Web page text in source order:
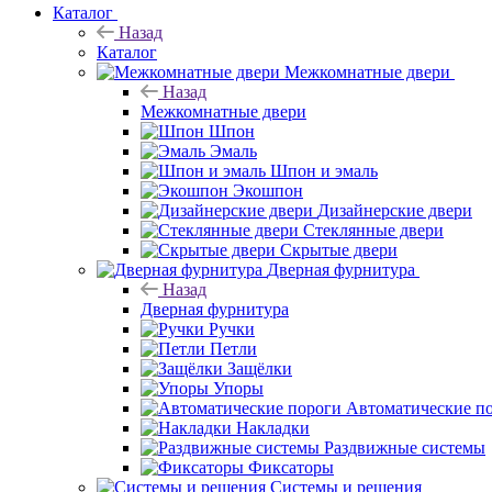
Каталог
Назад
Каталог
Межкомнатные двери
Назад
Межкомнатные двери
Шпон
Эмаль
Шпон и эмаль
Экошпон
Дизайнерские двери
Стеклянные двери
Скрытые двери
Дверная фурнитура
Назад
Дверная фурнитура
Ручки
Петли
Защёлки
Упоры
Автоматические
Накладки
Раздвижные системы
Фиксаторы
Системы и решения